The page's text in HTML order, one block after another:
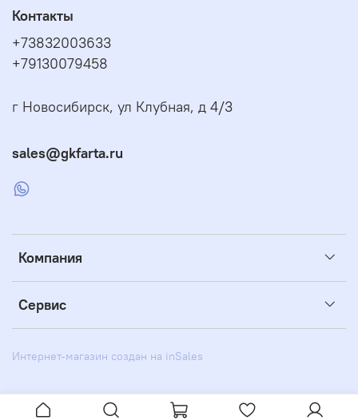
Компания
Сервис
Контакты
+73832003633
+79130079458
г Новосибирск, ул Клубная, д 4/3
sales@gkfarta.ru
Интернет-магазин создан на inSales